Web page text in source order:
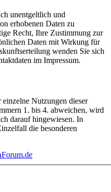
unentgeltlich und
erhobenen Daten zu
Recht, Ihre Zustimmung zur
Daten mit Wirkung für
wenden Sie sich
im Impressum.
Nutzungen dieser
1. bis 4. abweichen, wird
darauf hingewiesen. In
die besonderen